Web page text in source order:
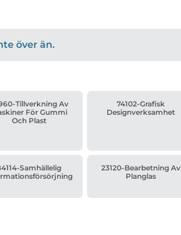
över än.
Tillverkning Av
För Gummi
Och Plast
74102-Grafisk
Designverksamhet
Samhällelig
23120-Bearbetning Av
Planglas